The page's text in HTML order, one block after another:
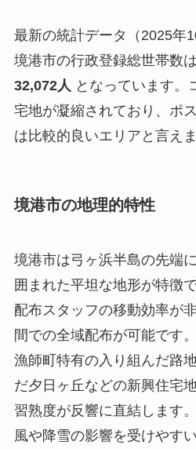
最新の統計データ（2025年
境港市の行政登録総世帯数は
32,072人 となっています。
宅地が凝縮されており、ポ
は比較的良いエリアと言えま
境港市の地理的特性
境港市は弓ヶ浜半島の先端
囲まれた平坦な地形が特徴
配布スタッフの移動効率が
間での全域配布が可能です
漁師町特有の入り組んだ路
だ夕日ヶ丘などの新興住宅
習熟度が反響に直結します
風や降雪の影響を受けやす